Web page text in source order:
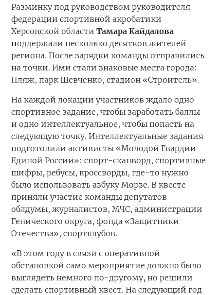
Разминку под руководством руководителя
федерации спортивной акробатики
Херсонской области Тамара Кайдалова
поддержали несколько десятков жителей
региона. После зарядки команды отправились
на точки. Ими стали знаковые места города:
Пляж, парк Шевченко, стадион «Строитель».
На каждой локации участников ждало одно
спортивное задание, чтобы заработать баллы
и одно интеллектуальное, чтобы попасть на
следующую точку. Интеллектуальные задания
подготовили активисты «Молодой Гвардии
Единой России»: спорт-сканворд, спортивные
шифры, ребусы, кроссворды, где-то нужно
было использовать азбуку Морзе. В квесте
приняли участие команды депутатов
облдумы, журналистов, МЧС, администрации
Генического округа, фонда «Защитники
Отечества», спортклубов.
«В этом году в связи с оперативной
обстановкой само мероприятие должно было
выглядеть немного по-другому, но решили
сделать спортивный квест. На следующий год